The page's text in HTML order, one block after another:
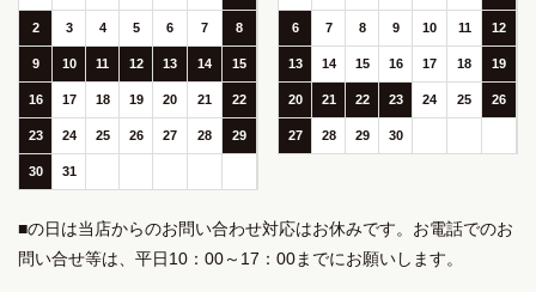
2 3 4 5 6 7 8
9 10 11 12 13 14 15
16 17 18 19 20 21 22
23 24 25 26 27 28 29
30 31
6 7 8 9 10 11 12
13 14 15 16 17 18 19
20 21 22 23 24 25 26
27 28 29 30
■の日は当店からのお問い合わせ対応はお休みです。お電話でのお
問い合せ等は、平日10：00～17：00までにお願いします。